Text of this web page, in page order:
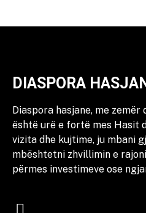
DIASPORA
Diaspora hasjane, me
është urë e fortë mes Hasit
vizita dhe kujtime, ju mbani
mbështetni zhvillimin e
përmes investimeve ose